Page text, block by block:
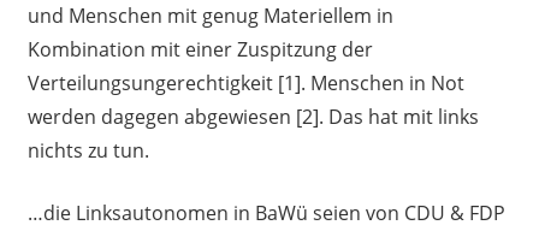
und Menschen mit genug Materiellem in
Kombination mit einer Zuspitzung der
Verteilungsungerechtigkeit [1]. Menschen in Not
werden dagegen abgewiesen [2]. Das hat mit links
nichts zu tun.
…die Linksautonomen in BaWü seien von CDU & FDP